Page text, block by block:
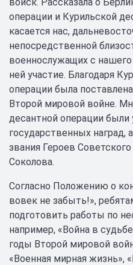
операции и Курильской
касается нас,
непосредственной
военнослужащих с
ней участие. Благодаря
операции была
Второй мировой войне.
десантной операции
государственных
звания Героев
Соколова.
Согласно Положению о
вовек не забыть!»,
подготовить работы по
например, «Война в
годы Второй мировой
«Военная мирная жизнь»,